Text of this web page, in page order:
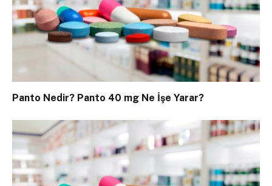
Panto Nedir? Panto 40 mg Ne İşe Yarar?